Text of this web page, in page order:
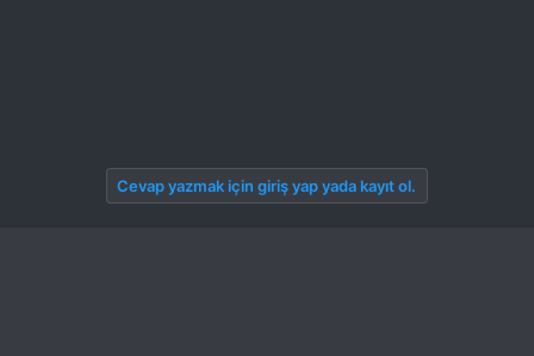
Cevap yazmak için giriş yap yada kayıt ol.